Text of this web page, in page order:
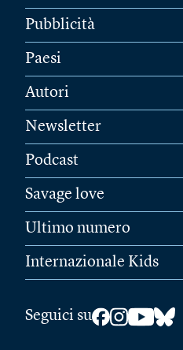
Pubblicità
Paesi
Autori
Newsletter
Podcast
Savage love
Ultimo numero
Internazionale Kids
Seguici su